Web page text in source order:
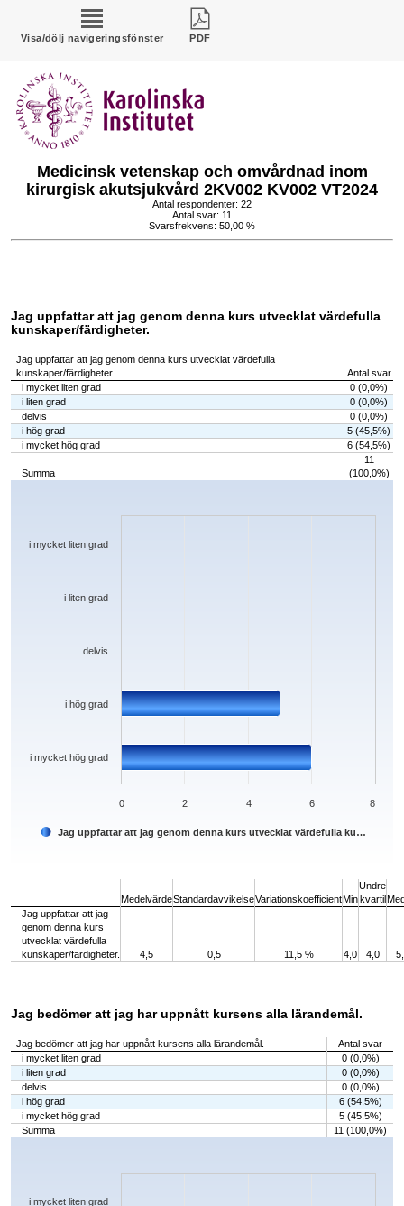
Visa/dölj navigeringsfönster PDF
Medicinsk vetenskap och omvårdnad inom
kirurgisk akutsjukvård 2KV002 KV002 VT2024
Antal respondenter: 22
Antal svar: 11
Svarsfrekvens: 50,00 %
Jag uppfattar att jag genom denna kurs utvecklat värdefulla
kunskaper/färdigheter.
Jag uppfattar att jag genom denna kurs utvecklat värdefulla
kunskaper/färdigheter.
Antal svar
i mycket liten grad
0 (0,0%)
i liten grad
0 (0,0%)
delvis
0 (0,0%)
i hög grad
5 (45,5%)
i mycket hög grad
6 (54,5%)
Summa
11
(100,0%)
Chart
The chart has 1 X axis displaying categories.
Jag uppfattar att jag genom denna kurs utvecklat värdefulla ku…
i mycket hög grad
i hög grad
delvis
i liten grad
i mycket liten grad
0 2 4 6 8
MedelvärdeStandardavvikelseVariationskoefficientMin
Undre
kvartil
Jag uppfattar att jag
genom denna kurs
utvecklat värdefulla
kunskaper/färdigheter.
4,5 0,5 11,5 % 4,0 4,0
Jag bedömer att jag har uppnått kursens alla lärandemål.
Jag bedömer att jag har uppnått kursens alla lärandemål.
Antal svar
i mycket liten grad
0 (0,0%)
i liten grad
0 (0,0%)
delvis
0 (0,0%)
i hög grad
6 (54,5%)
i mycket hög grad
5 (45,5%)
Summa
11 (100,0%)
Chart
The chart has 1 X axis displaying categories.
i mycket liten grad